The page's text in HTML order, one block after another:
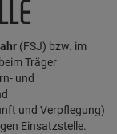
(FSJ) bzw. im
Träger
und
und Verpflegung)
Einsatzstelle.